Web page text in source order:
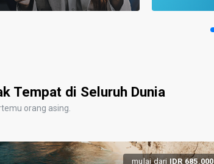
Tempat di Seluruh Dunia
orang asing.
mulai dari IDR685.000